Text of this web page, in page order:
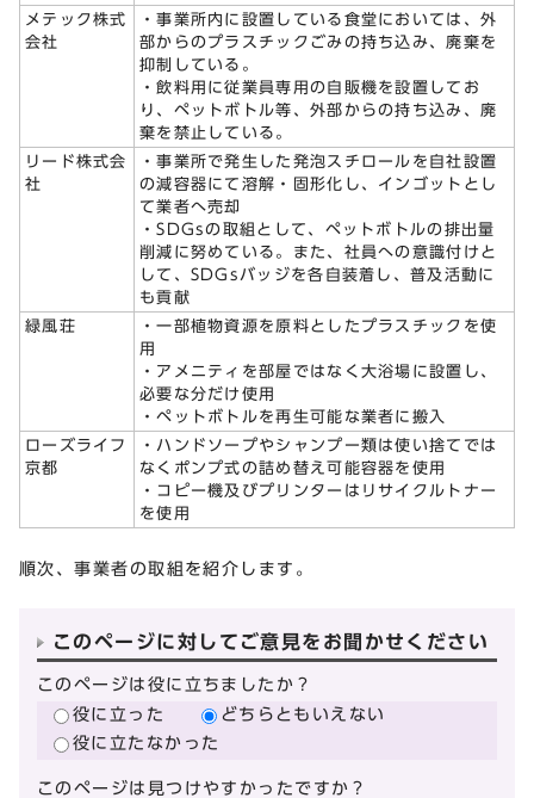
メテック株式
会社
・事業所内に設置している食堂においては、外
部からのプラスチックごみの持ち込み、廃棄を
抑制している。
・飲料用に従業員専用の自販機を設置してお
り、ペットボトル等、外部からの持ち込み、廃
棄を禁止している。
リード株式会
社
・事業所で発生した発泡スチロールを自社設置
の減容器にて溶解・固形化し、インゴットとし
て業者へ売却
・SDGsの取組として、ペットボトルの排出量
削減に努めている。また、社員への意識付けと
して、SDGsバッジを各自装着し、普及活動に
も貢献
緑風荘
・一部植物資源を原料としたプラスチックを使
用
・アメニティを部屋ではなく大浴場に設置し、
必要な分だけ使用
・ペットボトルを再生可能な業者に搬入
ローズライフ
京都
・ハンドソープやシャンプー類は使い捨てでは
なくポンプ式の詰め替え可能容器を使用
・コピー機及びプリンターはリサイクルトナー
を使用
順次、事業者の取組を紹介します。
このページに対してご意見をお聞かせください
このページは役に立ちましたか？
役に立った
どちらともいえない
役に立たなかった
このページは見つけやすかったですか？